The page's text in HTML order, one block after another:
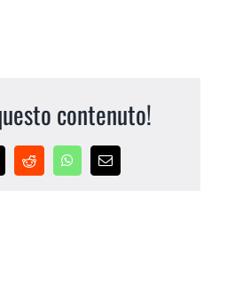
contenuto!
RedditWhatsApp
Email